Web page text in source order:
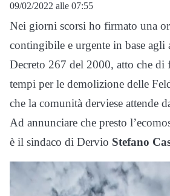
09/02/2022 alle 07:55
Nei giorni scorsi ho firmato una
contingibile e urgente in base agli
Decreto 267 del 2000, atto che di
tempi per le demolizione delle
che la comunità derviese attende
Ad annunciare che presto
è il sindaco di Dervio Stefano